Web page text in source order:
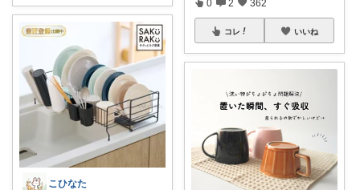
こひなた
0 2 362
コレ いいね